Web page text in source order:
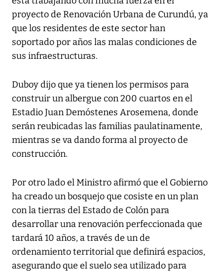
proyecto de Renovación Urbana de Curundú, ya
que los residentes de este sector han
soportado por años las malas condiciones de
sus infraestructuras.
Duboy dijo que ya tienen los permisos para
construir un albergue con 200 cuartos en el
Estadio Juan Demóstenes Arosemena, donde
serán reubicadas las familias paulatinamente,
mientras se va dando forma al proyecto de
construcción.
Por otro lado el Ministro afirmó que el Gobierno
ha creado un bosquejo que cosiste en un plan
con la tierras del Estado de Colón para
desarrollar una renovación perfeccionada que
tardará 10 años, a través de un de
ordenamiento territorial que definirá espacios,
asegurando que el suelo sea utilizado para